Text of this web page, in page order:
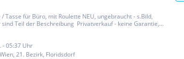
/ Tasse für Büro, mit Roulette NEU, ungebraucht - s.Bild,
sind Teil der Beschreibung Privatverkauf - keine Garantie,
- 05:37 Uhr
21. Bezirk, Floridsdorf